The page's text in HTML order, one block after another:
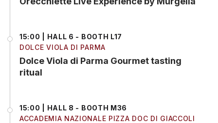
15:00 | HALL 6 - BOOTH L17
DOLCE VIOLA DI PARMA
Dolce Viola di Parma Gourmet tasting
ritual
15:00 | HALL 8 - BOOTH M36
ACCADEMIA NAZIONALE PIZZA DOC DI GIACCOLI